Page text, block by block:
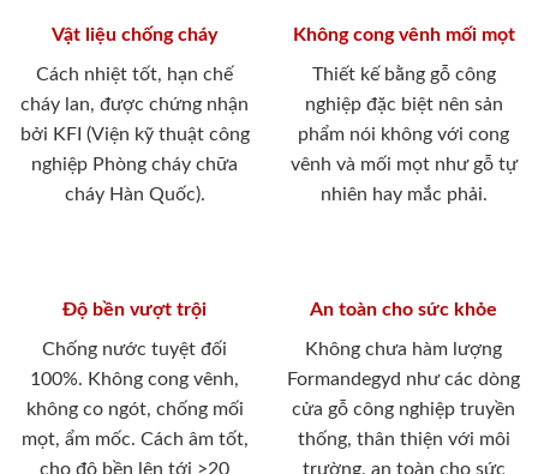
Vật liệu chống cháy
Cách nhiệt tốt, hạn chế
cháy lan, được chứng nhận
bởi KFI (Viện kỹ thuật công
nghiệp Phòng cháy chữa
cháy Hàn Quốc).
Không cong vênh mối mọt
Thiết kế bằng gỗ công
nghiệp đặc biệt nên sản
phẩm nói không với cong
vênh và mối mọt như gỗ tự
nhiên hay mắc phải.
Độ bền vượt trội
Chống nước tuyệt đối
100%. Không cong vênh,
không co ngót, chống mối
mọt, ẩm mốc. Cách âm tốt,
cho độ bền lên tới >20
An toàn cho sức khỏe
Không chưa hàm lượng
Formandegyd như các dòng
cửa gỗ công nghiệp truyền
thống, thân thiện với môi
trường, an toàn cho sức